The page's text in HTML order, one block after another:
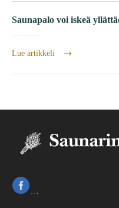
Saunapalo voi iskeä
Lue artikkeli